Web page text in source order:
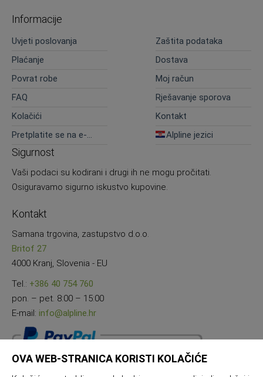
Informacije
Uvjeti poslovanja
Zaštita podataka
Plaćanje
Dostava
Povrat robe
Moj račun
FAQ
Rješavanje sporova
Kolačići
Kontakt
Pretplatite se na e-
Alpline jezici
Sigurnost
Vaši podaci su kodirani i drugi ih ne mogu pročitati.
Osiguravamo sigurno iskustvo kupovine.
Kontakt
Samana trgovina, zastupstvo d.o.o.
Britof 27
4000 Kranj, Slovenia - EU
Tel.: +386 40 754 760
pon. – pet. 8:00 – 15:00
E-mail: info@alpline.hr
OVA WEB-STRANICA KORISTI KOLAČIĆE